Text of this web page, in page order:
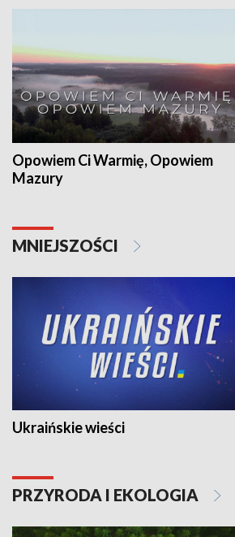
Opowiem Ci Warmię, Opowiem
Mazury
MNIEJSZOŚCI
Ukraińskie wieści
PRZYRODA I EKOLOGIA